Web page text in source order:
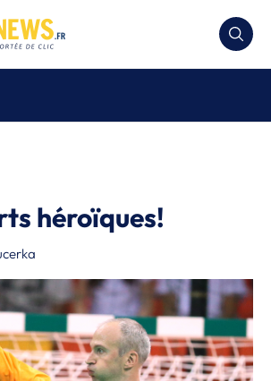
héroïques!